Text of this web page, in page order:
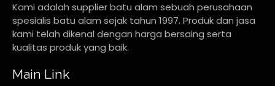
Kami adalah supplier batu alam sebuah perusahaan
spesialis batu alam sejak tahun 1997. Produk dan jasa
kami telah dikenal dengan harga bersaing serta
kualitas produk yang baik.
Main Link